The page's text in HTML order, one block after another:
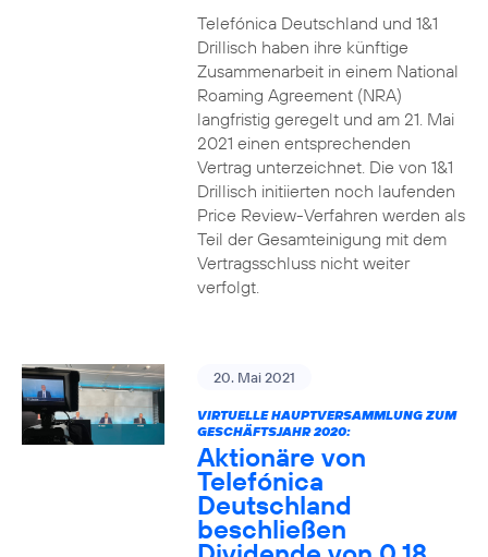
Telefónica Deutschland und 1&1
Drillisch haben ihre künftige
Zusammenarbeit in einem National
Roaming Agreement (NRA)
langfristig geregelt und am 21. Mai
2021 einen entsprechenden
Vertrag unterzeichnet. Die von 1&1
Drillisch initiierten noch laufenden
Price Review-Verfahren werden als
Teil der Gesamteinigung mit dem
Vertragsschluss nicht weiter
verfolgt.
20. Mai 2021
VIRTUELLE HAUPTVERSAMMLUNG ZUM
GESCHÄFTSJAHR 2020:
Aktionäre von
Telefónica
Deutschland
beschließen